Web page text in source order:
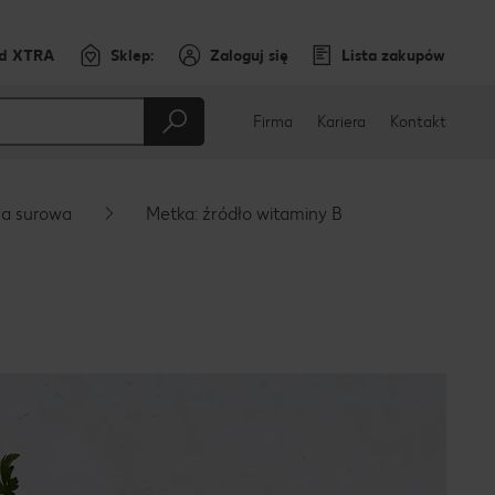
XTRA Sklep: Zaloguj się Lista zakupów
Firma Kariera Kontakt
surowa Metka: źródło witaminy B